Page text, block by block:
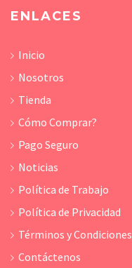
ENLACES
Inicio
Nosotros
Tienda
Cómo Comprar?
Pago Seguro
Noticias
Política de Trabajo
Política de Privacidad
Términos y Condiciones
Contáctenos